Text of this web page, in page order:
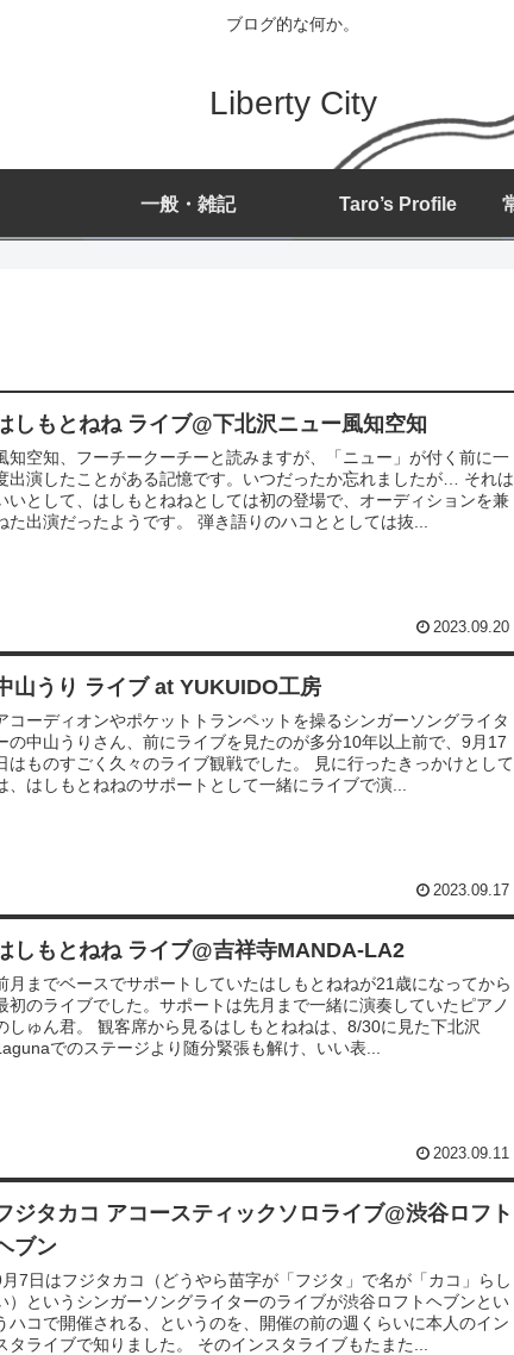
ブログ的な何か。
Liberty City
一般・雑記 Taro’s Profile
しもとねね ライブ@下北沢ニュー風知空知
知空知、フーチークーチーと読みますが、「ニュー」が付く前に一
出演したことがある記憶です。いつだったか忘れましたが… それは
いとして、はしもとねねとしては初の登場で、オーディションを兼
た出演だったようです。 弾き語りのハコととしては抜...
2023.09.20
山うり ライブ at YUKUIDO工房
コーディオンやポケットトランペットを操るシンガーソングライタ
の中山うりさん、前にライブを見たのが多分10年以上前で、9月17
はものすごく久々のライブ観戦でした。 見に行ったきっかけとして
、はしもとねねのサポートとして一緒にライブで演...
2023.09.17
しもとねね ライブ@吉祥寺MANDA-LA2
月までベースでサポートしていたはしもとねねが21歳になってから
初のライブでした。サポートは先月まで一緒に演奏していたピアノ
しゅん君。 観客席から見るはしもとねねは、8/30に見た下北沢
でのステージより随分緊張も解け、いい表...
2023.09.11
ジタカコ アコースティックソロライブ@渋谷ロフト
ブン
7日はフジタカコ（どうやら苗字が「フジタ」で名が「カコ」らし
）というシンガーソングライターのライブが渋谷ロフトヘブンとい
ハコで開催される、というのを、開催の前の週くらいに本人のイン
タライブで知りました。 そのインスタライブもたまた...